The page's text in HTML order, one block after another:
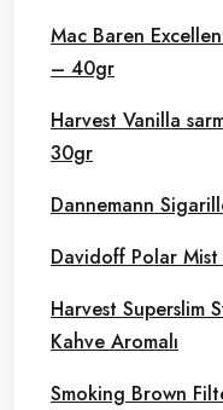
Mac Baren
– 40gr
Harvest Vanilla
30gr
Dannemann
Davidoff Polar Mist
Harvest Superslim
Kahve Aromalı
Smoking Brown